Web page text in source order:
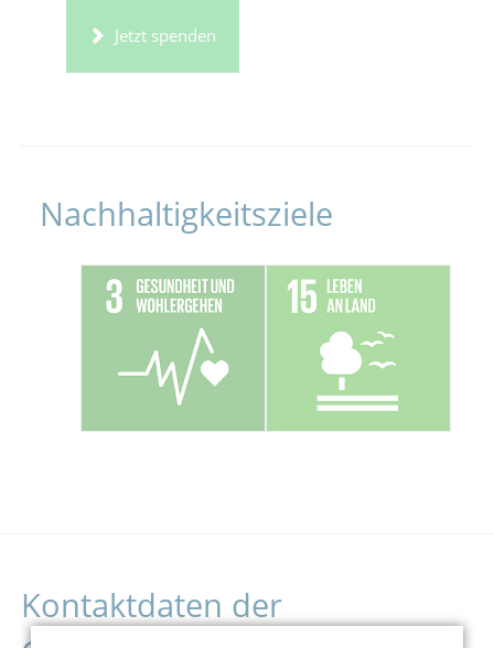
Jetzt spenden
Nachhaltigkeitsziele
Kontaktdaten der